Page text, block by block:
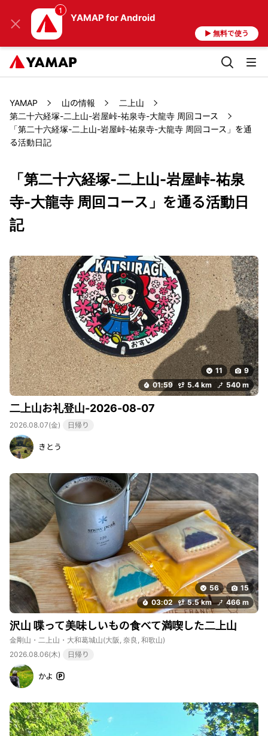
YAMAP for Android
▶ 無料で使う
YAMAP 山の情報
二上山
第二十六経塚-二上山-岩屋峠-祐泉寺-大龍寺 周回コース
「第二十六経塚-二上山-岩屋峠-祐泉寺-大龍寺 周回コース」を通
る活動日記
「第二十六経塚-二上山-岩屋峠-祐泉
寺-大龍寺 周回コース」を通る活動日
記
11
9
01:59
5.4 km 540 m
二上山お礼登山-2026-08-07
2026.08.07(金) 日帰り
きとう
56
15
03:02
5.5 km 466 m
沢山 喋って美味しいもの食べて満喫した二上山
金剛山・二上山・大和葛城山(大阪, 奈良, 和歌山)
2026.08.06(木)
日帰り
かよ